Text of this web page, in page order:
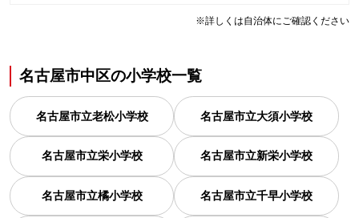
※詳しくは自治体にご確認ください
名古屋市中区の小学校一覧
名古屋市立老松小学校 名古屋市立大須小学校
名古屋市立栄小学校 名古屋市立新栄小学校
名古屋市立橘小学校 名古屋市立千早小学校